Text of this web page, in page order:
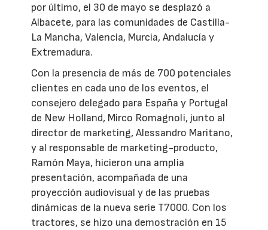
por último, el 30 de mayo se desplazó a
Albacete, para las comunidades de Castilla-
La Mancha, Valencia, Murcia, Andalucía y
Extremadura.
Con la presencia de más de 700 potenciales
clientes en cada uno de los eventos, el
consejero delegado para España y Portugal
de New Holland, Mirco Romagnoli, junto al
director de marketing, Alessandro Maritano,
y al responsable de marketing-producto,
Ramón Maya, hicieron una amplia
presentación, acompañada de una
proyección audiovisual y de las pruebas
dinámicas de la nueva serie T7000. Con los
tractores, se hizo una demostración en 15